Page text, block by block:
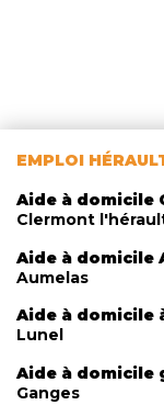
EMPLOI
Aide à domicile
Clermont
Aide à domicile
Aumelas
Aide à domicile
Lunel
Aide à domicile
Ganges